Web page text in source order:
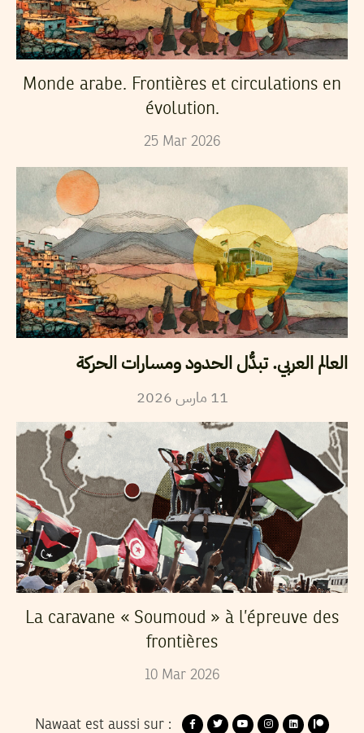
Monde arabe. Frontières et circulations en
évolution.
25 Mar 2026
العالم العربي. تبدُّل الحدود ومسارات الحركة
11 مارس2026
La caravane « Soumoud » à l’épreuve des
frontières
10 Mar 2026
Nawaat est aussi sur :